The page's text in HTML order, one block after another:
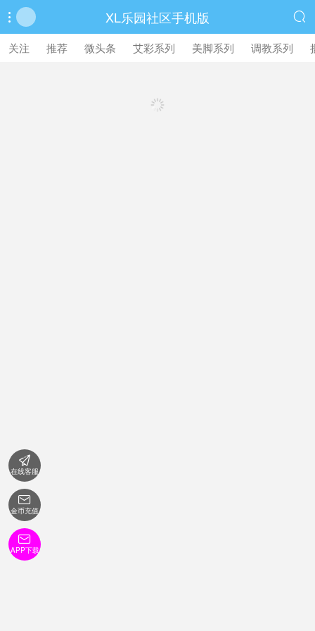
 XL乐园社区手机版 
关注 推荐 微头条 艾彩系列 美脚系列 调教系列
繁體中文版

在线客服

金币充值

APP下载